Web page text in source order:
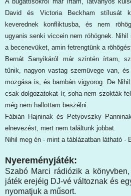
David és Victoria Beckham stílusát
keverednek konfliktusba, és nem
ugyanis senki viccein nem röhögnek.
a becenevüket, amin fetrengtünk a
Bernát Sanyikáról már szintén írtam,
tűnik, nagyon vastag szemüvege van,
mozgása is, és bambán vigyorog. De
csak dolgozatokat ír, soha nem szokták
még nem hallottam beszélni.
Fábián Hajninak és Petyovszky
elnevezést, mert nem találtunk jobbat.
Nihil meg én - mint a táblázatban látható -
Nyereményjáték:
Szabó Marci rádiózik a
játék erejéig DJ-vé változnak és
nyomatjuk a műsort.